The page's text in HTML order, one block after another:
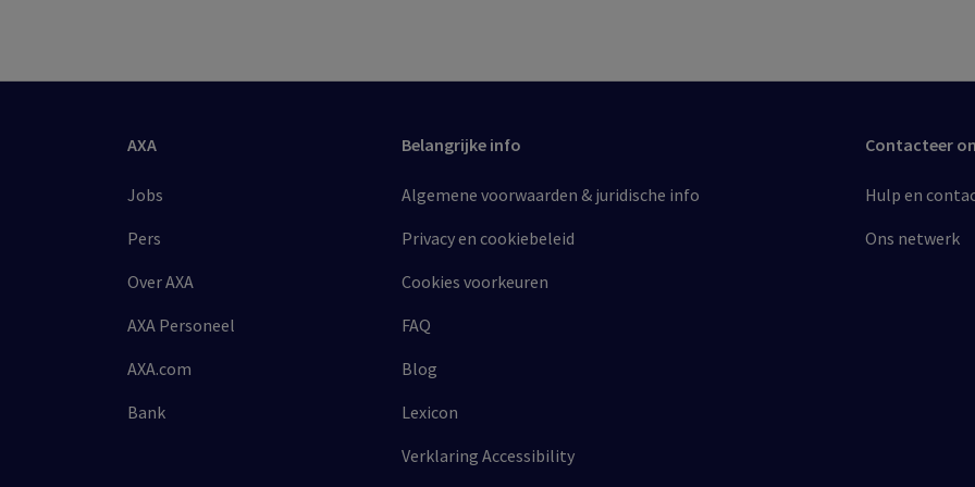
AXA
Jobs
Pers
Over AXA
AXA Personeel
AXA.com
Bank
Belangrijke info
Algemene voorwaarden & juridische info​
Privacy en cookiebeleid​
Cookies voorkeuren
FAQ
Blog
Lexicon
Verklaring Accessibility
Contacteer
Hulp en
Ons netwerk